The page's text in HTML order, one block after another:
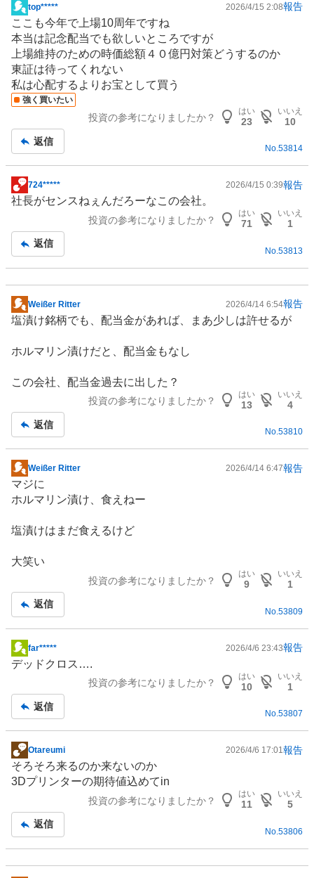
掲
示
板
記
事
top***** 2026/4/15 2:08報告
ここも今年で上場10周年ですね
本当は記念配当でも欲しいところですが
上場維持のための時価総額４０億円対策どうするのか
東証は待ってくれない
私は心配するよりお宝として買う
強く買いたい
投資の参考になりましたか？
はい
23
いいえ
10
返信
No.53814
掲
示
事
724***** 2026/4/15 0:39報告
社長がセンスねぇんだろーなこの会社。
投資の参考になりましたか？
はい
71
いいえ
1
返信
No. 53813
掲
示
記
Weißer Ritter 2026/4/14 6:54報告
塩漬け銘柄でも、配当金があれば、まあ少しは許せるが
ホルマリン漬けだと、配当金もなし
この会社、配当金過去に出した？
投資の参考になりましたか？
はい
13
いいえ
4
返信
No.53810
掲
示
板
事
Weißer Ritter 2026/4/14 6:47報告
マジに
ホルマリン漬け、食えねー
塩漬けはまだ食えるけど
大笑い
投資の参考になりましたか？
はい
9
いいえ
1
返信
No. 53809
掲
示
事
far***** 2026/4/6 23:43報告
デッドクロス….
投資の参考になりましたか？
はい
10
いいえ
1
返信
No.53807
掲
示
板
Otareumi 2026/4/6 17:01報告
そろそろ来るのか来ないのか
3Dプリンターの期待値込めてin
投資の参考になりましたか？
はい
11
いいえ
5
返信
No. 53806